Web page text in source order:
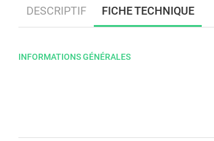
DESCRIPTIF FICHE TECHNIQUE
INFORMATIONS GÉNÉRALES